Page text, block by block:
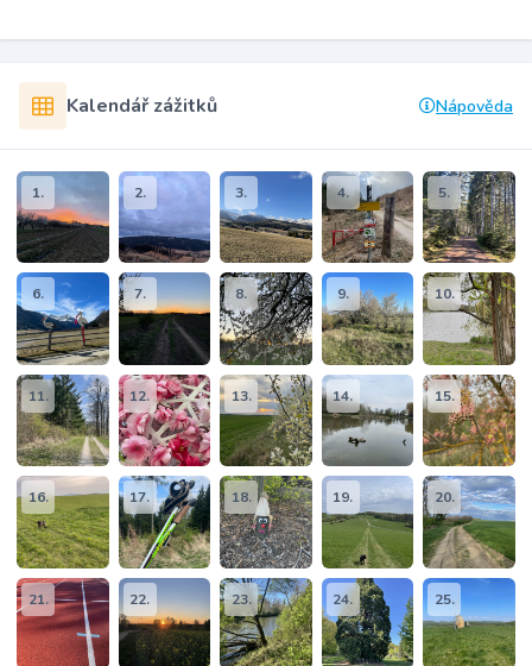
Kalendář zážitků Nápověda
1. 2. 3. 4. 5.
6. 7. 8. 9. 10.
11. 12. 13. 14. 15.
16. 17. 18. 19. 20.
21. 22. 23. 24. 25.